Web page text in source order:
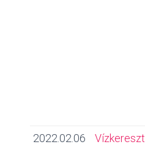
2022.02.06
Vízkereszt